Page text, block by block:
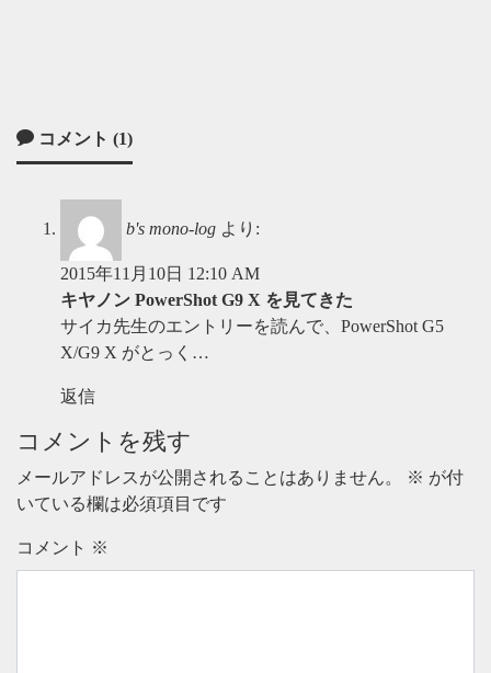
コメント (1)
b's mono-log より:
2015年11月10日 12:10 AM
キヤノン PowerShot G9 X を見てきた
サイカ先生のエントリーを読んで、PowerShot G5
X/G9 X がとっく…
返信
コメントを残す
メールアドレスが公開されることはありません。 ※ が付
いている欄は必須項目です
コメント ※